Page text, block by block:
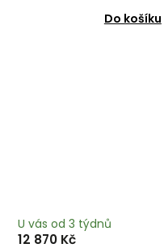
Do košíku
U vás od 3 týdnů
12 870 Kč